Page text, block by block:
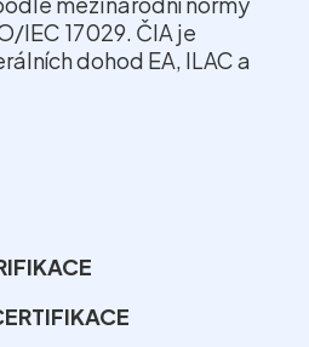
IEC 17029. ČIA je
dohod EA, ILAC a